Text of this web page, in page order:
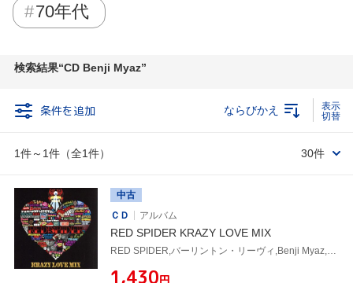
70年代
検索結果 CD Benji Myaz
条件を追加
1件～1件（全1件）
ならびかえ
30件
中古
ＣＤ
アルバム
RED SPIDER KRAZY LOVE MIX
¥1,430円